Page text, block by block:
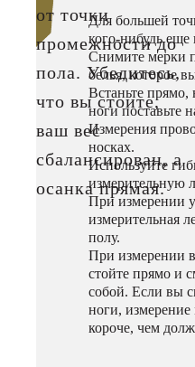
от точки
промежности до
пола. Убедитесь,
что вы стоите,
ваш вес
сбалансирован, а
осанка прямая.
Для большей
кого-нибудь еще
Снимите мерки
белья, которое
Встаньте прямо,
ноги поставьте
Измерения
носках.
Используйте
измерительную
При измерении
измерительная
полу.
При измерении
стойте прямо и
собой. Если вы
ноги, измерение
короче, чем